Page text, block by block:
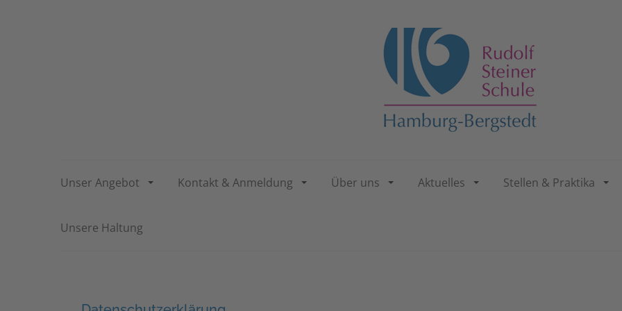
Unser Angebot Kontakt & Anmeldung Über uns Aktuelles Stellen & Praktika
Unsere Haltung